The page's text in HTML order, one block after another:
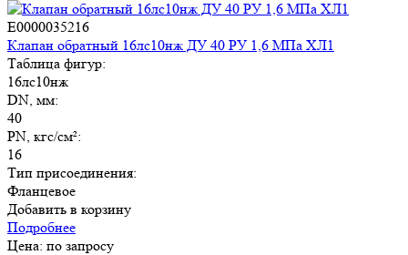
E0000035216
Клапан обратный 16лс10нж ДУ 40 РУ 1,6 МПа ХЛ1
Таблица фигур:
16лс10нж
DN, мм:
40
PN, кгс/см²:
16
Тип присоединения:
Фланцевое
Добавить в корзину
Подробнее
Цена: по запросу